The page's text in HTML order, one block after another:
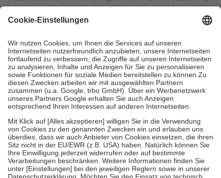
mit.
Grundsätzlich leisten Mitglieder Zuzahlungen in Höhe von zehn
höchstens zehn Euro.
Es sind jedoch nie mehr als die tatsächlichen
Kosten der Leistung zu entrichten.
Diese Regeln gelten grundsätzlich auch für Online-Apotheken.
Bei Heilmitteln und häuslicher Krankenpflege beträgt die
Zuzahlung zehn Prozent der Kosten sowie zehn Euro je
Verordnung.
Um das Engagement der Versicherten für ihre eigene Gesundheit zu
stärken und die besondere Stellung der Familie zu unterstützen,
fallenkeine Zuzahlungenan bei:
• Kindern und Jugendlichen bis zum vollendeten 18. Lebensjahr
mit Ausnahme der Fahrkosten
• Untersuchungen zur Vorsorge und Früherkennung, die von der
GKV getragen werden
• empfohlenen Schutzimpfungen